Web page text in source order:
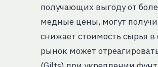
получающих выгоду от
медные цены, могут
снижает стоимость сырья в
рынок может